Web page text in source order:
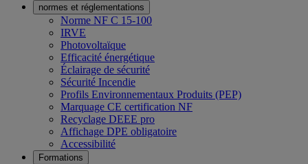
normes et réglementations
Norme NF C 15-100
IRVE
Photovoltaïque
Efficacité énergétique
Éclairage de sécurité
Sécurité Incendie
Profils Environnementaux Produits (PEP)
Marquage CE certification NF
Recyclage DEEE pro
Affichage DPE obligatoire
Accessibilité
Formations